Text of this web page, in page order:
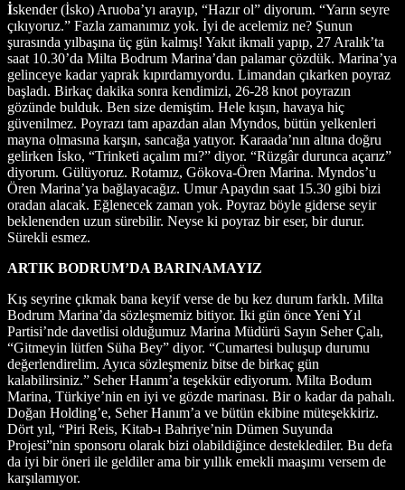
İskender (İsko) Aruoba’yı arayıp, “Hazır ol” diyorum. “Yarın seyre
çıkıyoruz.” Fazla zamanımız yok. İyi de acelemiz ne? Şunun
şurasında yılbaşına üç gün kalmış! Yakıt ikmali yapıp, 27 Aralık’ta
saat 10.30’da Milta Bodrum Marina’dan palamar çözdük. Marina’ya
gelinceye kadar yaprak kıpırdamıyordu. Limandan çıkarken poyraz
başladı. Birkaç dakika sonra kendimizi, 26-28 knot poyrazın
gözünde bulduk. Ben size demiştim. Hele kışın, havaya hiç
güvenilmez. Poyrazı tam apazdan alan Myndos, bütün yelkenleri
mayna olmasına karşın, sancağa yatıyor. Karaada’nın altına doğru
gelirken İsko, “Trinketi açalım mı?” diyor. “Rüzgâr durunca açarız”
diyorum. Gülüyoruz. Rotamız, Gökova-Ören Marina. Myndos’u
Ören Marina’ya bağlayacağız. Umur Apaydın saat 15.30 gibi bizi
oradan alacak. Eğlenecek zaman yok. Poyraz böyle giderse seyir
beklenenden uzun sürebilir. Neyse ki poyraz bir eser, bir durur.
Sürekli esmez.
ARTIK BODRUM’DA BARINAMAYIZ
Kış seyrine çıkmak bana keyif verse de bu kez durum farklı. Milta
Bodrum Marina’da sözleşmemiz bitiyor. İki gün önce Yeni Yıl
Partisi’nde davetlisi olduğumuz Marina Müdürü Sayın Seher Çalı,
“Gitmeyin lütfen Süha Bey” diyor. “Cumartesi buluşup durumu
değerlendirelim. Ayıca sözleşmeniz bitse de birkaç gün
kalabilirsiniz.” Seher Hanım’a teşekkür ediyorum. Milta Bodum
Marina, Türkiye’nin en iyi ve gözde marinası. Bir o kadar da pahalı.
Doğan Holding’e, Seher Hanım’a ve bütün ekibine müteşekkiriz.
Dört yıl, “Piri Reis, Kitab-ı Bahriye’nin Dümen Suyunda
Projesi”nin sponsoru olarak bizi olabildiğince desteklediler. Bu defa
da iyi bir öneri ile geldiler ama bir yıllık emekli maaşımı versem de
karşılamıyor.